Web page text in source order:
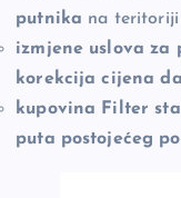
putnika na teritoriji
izmjene uslova za
korekcija cijena
kupovina Filter
puta postojećeg